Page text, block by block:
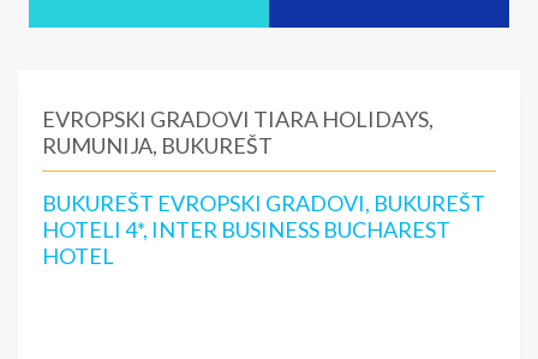
EVROPSKI GRADOVI TIARA HOLIDAYS,
RUMUNIJA, BUKUREŠT
BUKUREŠT EVROPSKI GRADOVI, BUKUREŠT
HOTELI 4*, INTER BUSINESS BUCHAREST
HOTEL